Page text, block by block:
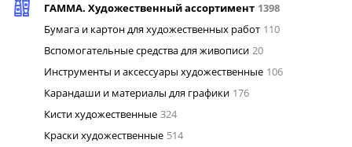
ГАММА. Художественный ассортимент 1398
Бумага и картон для художественных работ 110
Вспомогательные средства для живописи 20
Инструменты и аксессуары художественные 106
Карандаши и материалы для графики 176
Кисти художественные 324
Краски художественные 514